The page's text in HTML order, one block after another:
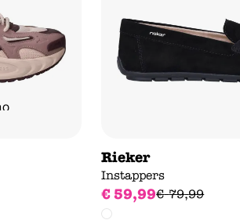
Rieker
Instappers
€59,99€ 79,99